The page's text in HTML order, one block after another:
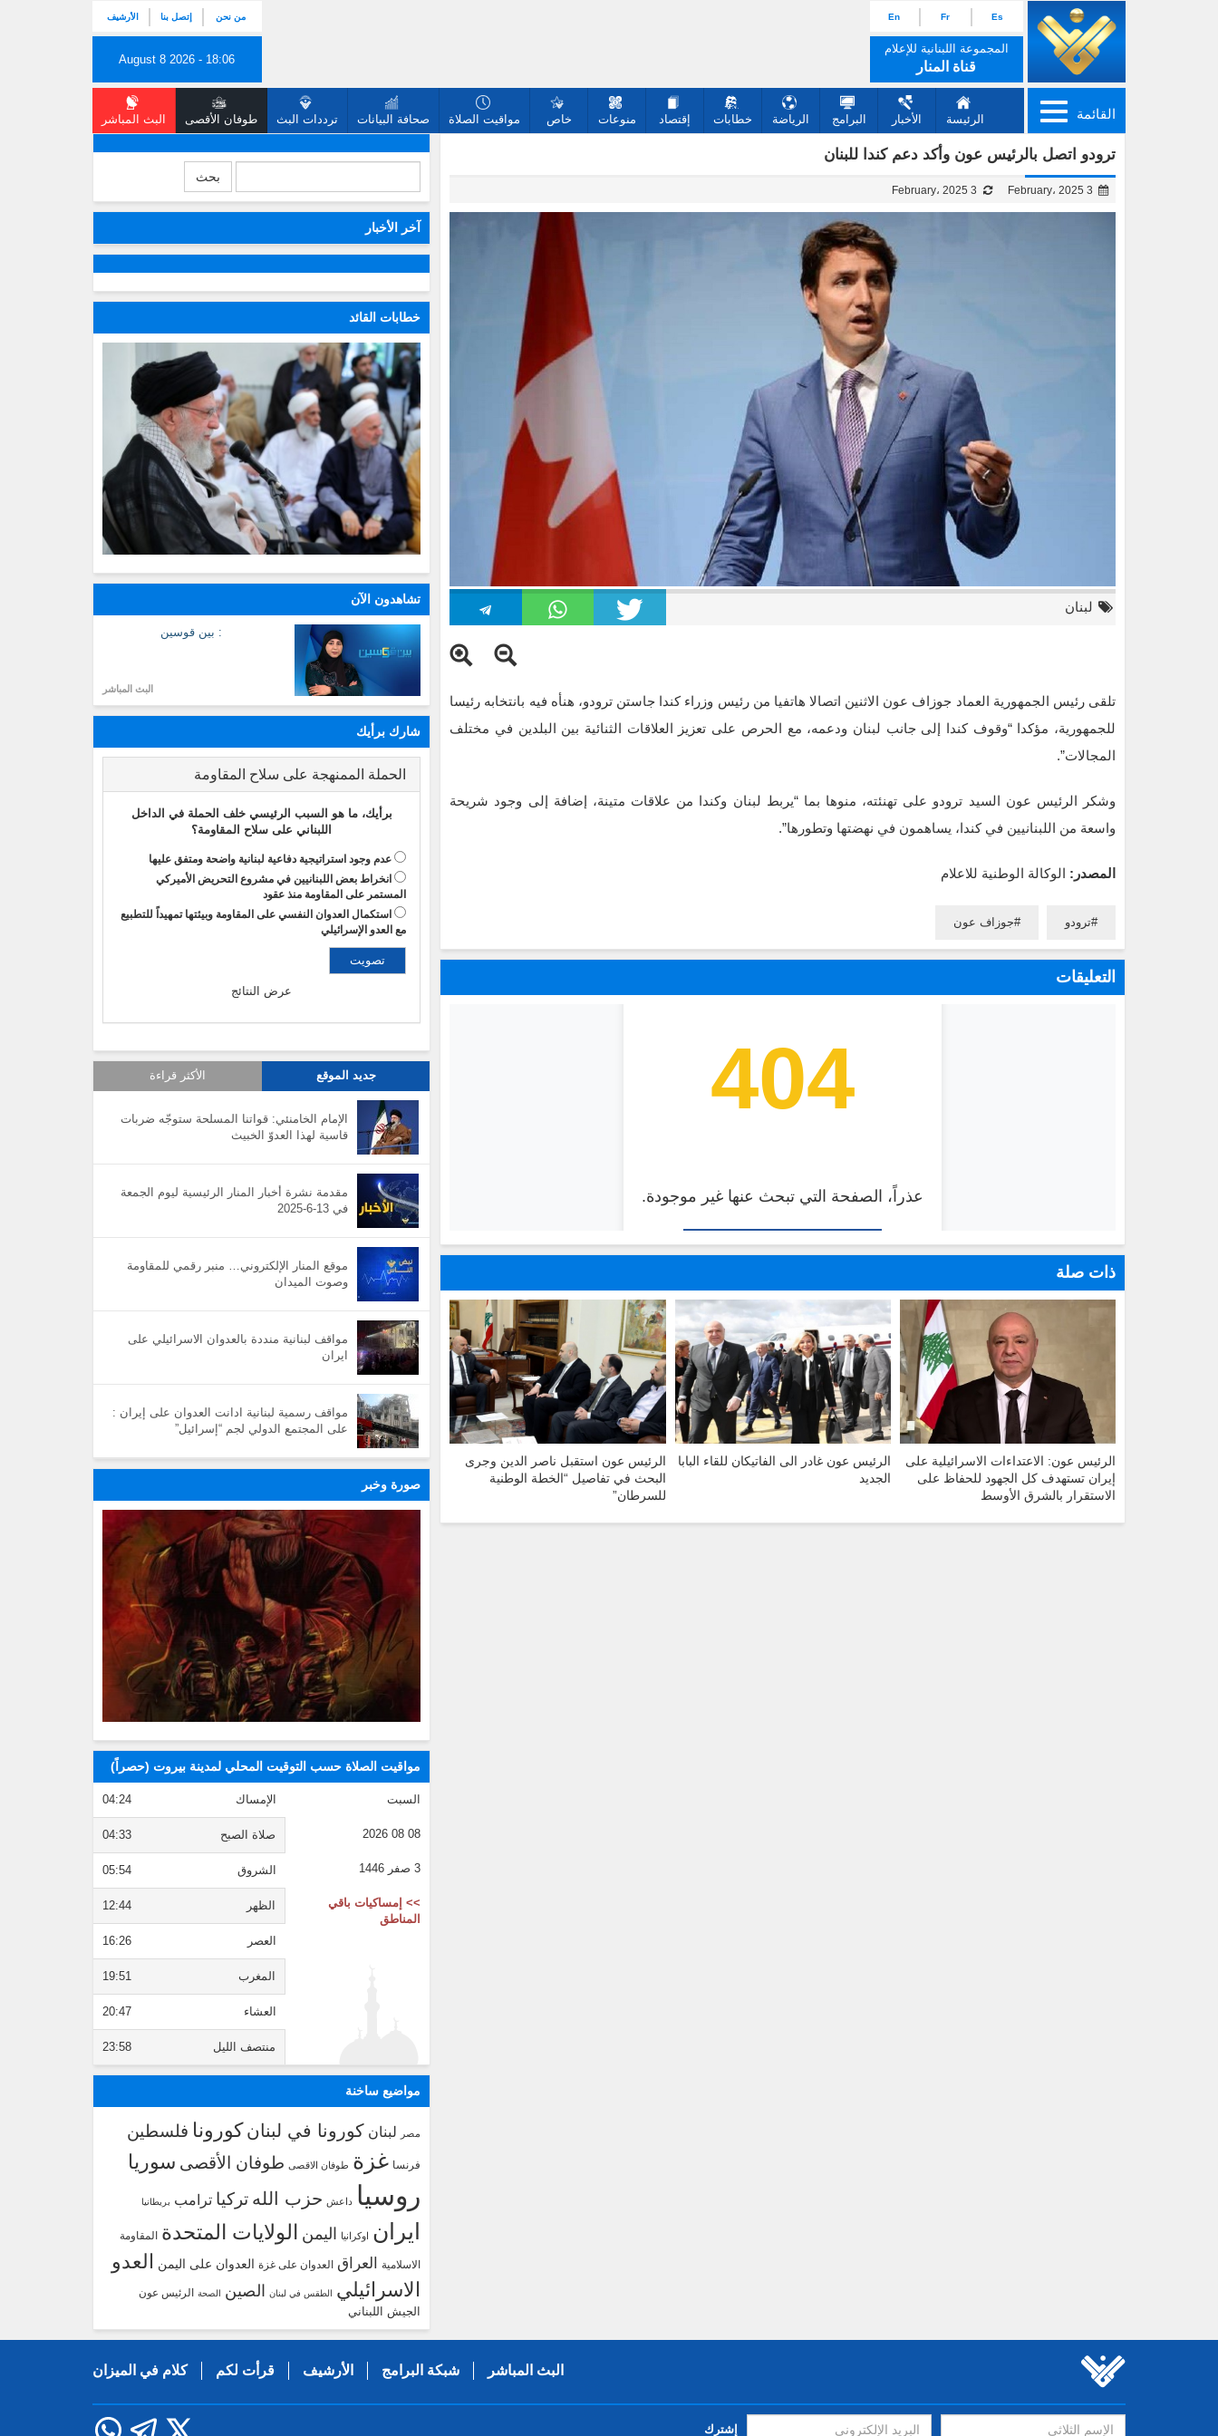
Es
Fr
En
المجموعة اللبنانية للإعلام
قناة المنار
من نحن إتصل بنا الأرشيف
August 8 2026 - 18:06
القائمة الرئيسة الأخبار البرامج الرياضة خطابات إقتصاد منوعات خاص مواقيت الصلاة صحافة البيانات ترددات البث طوفان الأقصى البث المباشر
ترودو اتصل بالرئيس عون وأكد دعم كندا للبنان
لبنان
تلقى رئيس الجمهورية العماد جوزاف عون الاثنين اتصالا هاتفيا من رئيس وزراء كندا جاستن ترودو، هنأه فيه بانتخابه رئيسا
للجمهورية، مؤكدا “وقوف كندا إلى جانب لبنان ودعمه، مع الحرص على تعزيز العلاقات الثنائية بين البلدين في مختلف
المجالات”.
وشكر الرئيس عون السيد ترودو على تهنئته، منوها بما “يربط لبنان وكندا من علاقات متينة، إضافة إلى وجود شريحة
واسعة من اللبنانيين في كندا، يساهمون في نهضتها وتطورها”.
المصدر: الوكالة الوطنية للاعلام
ترودو جوزاف عون
التعليقات
ذات صلة
الرئيس عون: الاعتداءات الاسرائيلية على
إيران تستهدف كل الجهود للحفاظ على
الاستقرار بالشرق الأوسط
الرئيس عون غادر الى الفاتيكان للقاء البابا
الجديد
الرئيس عون استقبل ناصر الدين وجرى
البحث في تفاصيل “الخطة الوطنية
للسرطان”
بحث
آخر الأخبار
خطابات القائد
تشاهدون الآن
: بين قوسين
البث المباشر
شارك برأيك
الحملة الممنهجة على سلاح المقاومة
برأيك، ما هو السبب الرئيسي خلف الحملة في الداخل
اللبناني على سلاح المقاومة؟
عدم وجود استراتيجية دفاعية لبنانية واضحة ومتفق عليها
انخراط بعض اللبنانيين في مشروع التحريض الأميركي
المستمر على المقاومة منذ عقود
استكمال العدوان النفسي على المقاومة وبيئتها تمهيداً للتطبيع
مع العدو الإسرائيلي
عرض النتائج
جديد الموقع الأكثر قراءة
الإمام الخامنئي: قواتنا المسلحة ستوجّه ضربات
قاسية لهذا العدوّ الخبيث
مقدمة نشرة أخبار المنار الرئيسية ليوم الجمعة
في 13-6-2025
موقع المنار الإلكتروني… منبر رقمي للمقاومة
وصوت الميدان
مواقف لبنانية منددة بالعدوان الاسرائيلي على
ايران
مواقف رسمية لبنانية ادانت العدوان على إيران :
على المجتمع الدولي لجم “إسرائيل”
صورة وخبر
مواقيت الصلاة حسب التوقيت المحلي لمدينة بيروت (حصراً)
السبت
08 08 2026
3 صفر 1446
>> إمساكيات باقي
المناطق
الإمساك 04:24
صلاة الصبح 04:33
الشروق 05:54
الظهر 12:44
العصر 16:26
المغرب 19:51
العشاء 20:47
منتصف الليل 23:58
مواضيع ساخنة
مصر لبنان كورونا في لبنان كورونا فلسطين
فرنسا غزة طوفان الاقصى طوفان الأقصى سوريا
روسيا داعش حزب الله تركيا ترامب بريطانيا
ايران اوكرانيا اليمن الولايات المتحدة المقاومة
الاسلامية العراق العدوان على غزة العدوان على اليمن العدو
الاسرائيلي الطقس في لبنان الصين الصحة الرئيس عون
الجيش اللبناني
البث المباشر شبكة البرامج الأرشيف قرأت لكم كلام في الميزان
إشترك